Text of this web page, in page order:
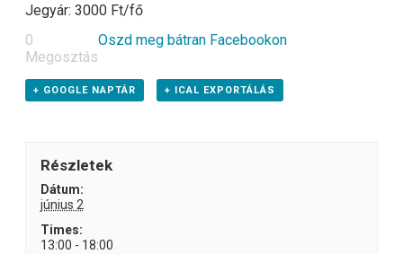
Jegyár: 3000 Ft/fő
0
Megosztás
Oszd meg bátran Facebookon
+ GOOGLE NAPTÁR + ICAL EXPORTÁLÁS
Részletek
Dátum:
június 2
Times:
13:00 - 18:00